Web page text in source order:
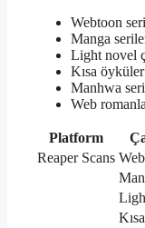
Webtoon
Manga
Light novel
Kısa öyküler
Manhwa
Web
Platform
Reaper Scans